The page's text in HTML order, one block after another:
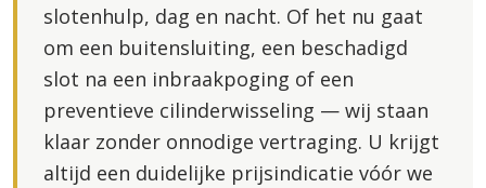
slotenhulp, dag en nacht. Of het nu gaat
om een buitensluiting, een beschadigd
slot na een inbraakpoging of een
preventieve cilinderwisseling — wij staan
klaar zonder onnodige vertraging. U krijgt
altijd een duidelijke prijsindicatie vóór we